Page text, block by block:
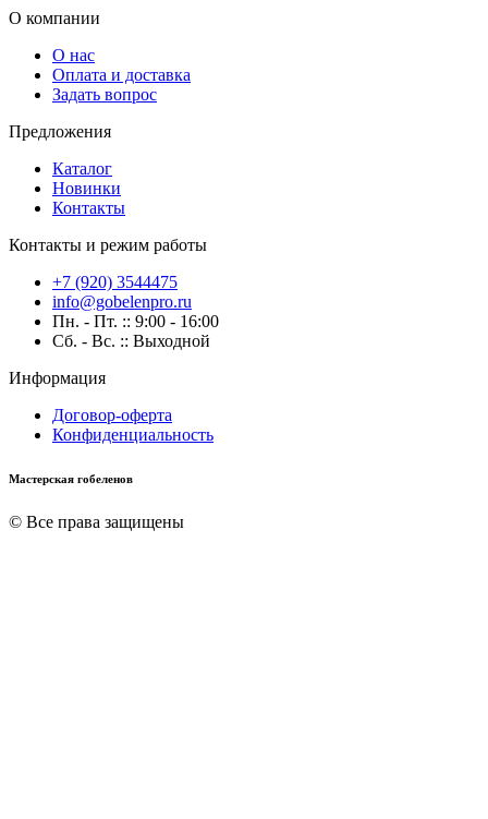
О компании
О нас
Оплата и доставка
Задать вопрос
Предложения
Каталог
Новинки
Контакты
Контакты и режим работы
+7 (920) 3544475
info@gobelenpro.ru
Пн. - Пт. :: 9:00 - 16:00
Сб. - Вс. :: Выходной
Информация
Договор-оферта
Конфиденциальность
Мастерская гобеленов
© Все права защищены